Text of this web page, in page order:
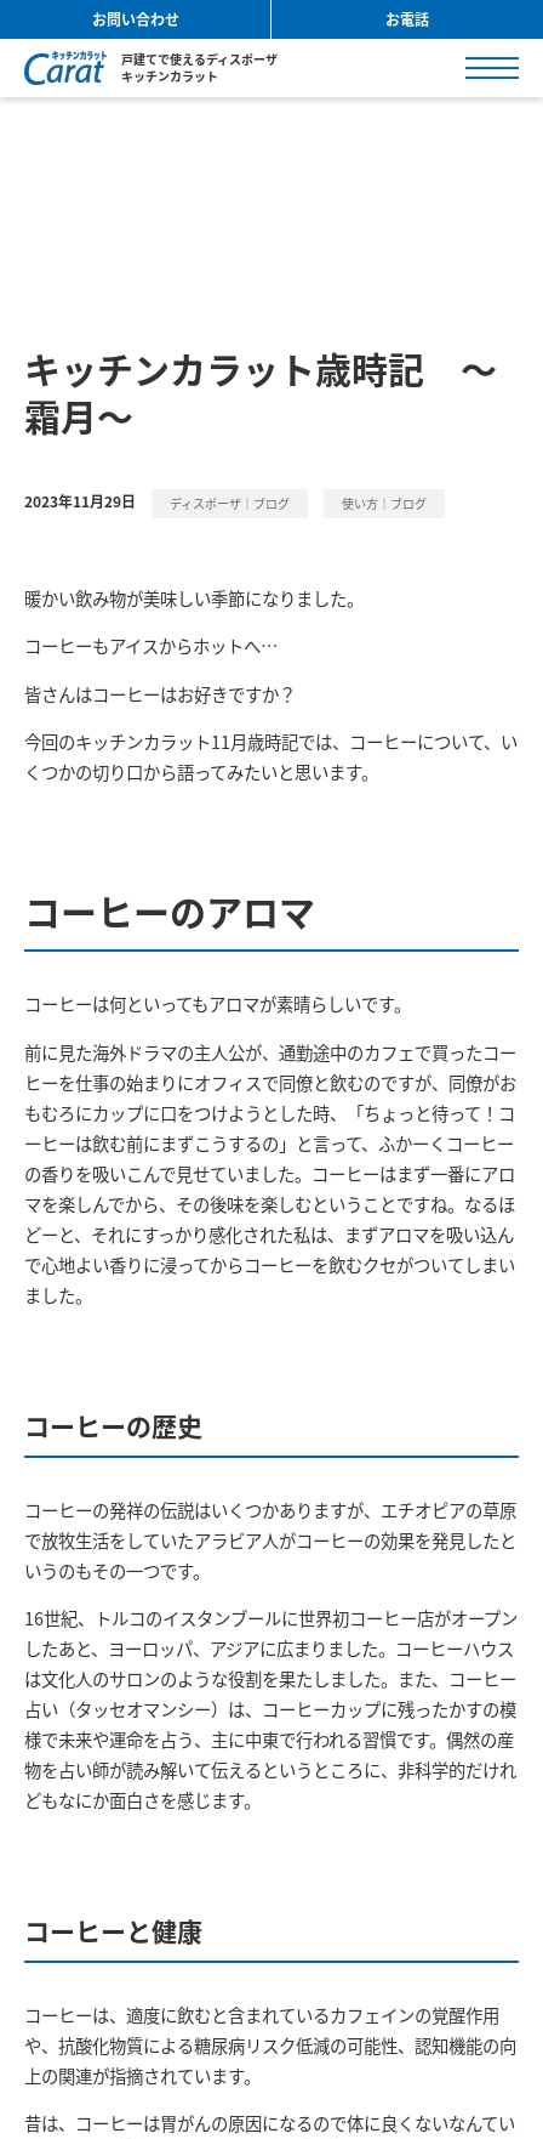
お問い合わせ お電話
戸建てで使えるディスポーザ
キッチンカラット
キッチンカラット歳時記 ～
霜月～
2023年11月29日 ディスポーザ｜ブログ 使い方｜ブログ
暖かい飲み物が美味しい季節になりました。
コーヒーもアイスからホットへ…
皆さんはコーヒーはお好きですか？
今回のキッチンカラット11 月歳時記では、コーヒーについて、い
くつかの切り口から語ってみたいと思います。
コーヒーのアロマ
コーヒーは何といってもアロマが素晴らしいです。
前に見た海外ドラマの主人公が、通勤途中のカフェで買ったコー
ヒーを仕事の始まりにオフィスで同僚と飲むのですが、同僚がお
もむろにカップに口をつけようとした時、「ちょっと待って！コ
ーヒーは飲む前にまずこうするの」と言って、ふかーくコーヒー
の香りを吸いこんで見せていました。コーヒーはまず一番にアロ
マを楽しんでから、その後味を楽しむということですね。なるほ
どーと、それにすっかり感化された私は、まずアロマを吸い込ん
で心地よい香りに浸ってからコーヒーを飲むクセがついてしまい
ました。
コーヒーの歴史
コーヒーの発祥の伝説はいくつかありますが、エチオピアの草原
で放牧生活をしていたアラビア人がコーヒーの効果を発見したと
いうのもその一つです。
16世紀、トルコのイスタンブールに世界初コーヒー店がオープン
したあと、ヨーロッパ、アジアに広まりました。コーヒーハウス
は文化人のサロンのような役割を果たしました。また、コーヒー
占い（タッセオマンシー）は、コーヒーカップに残ったかすの模
様で未来や運命を占う、主に中東で行われる習慣です。偶然の産
物を占い師が読み解いて伝えるというところに、非科学的だけれ
どもなにか面白さを感じます。
コーヒーと健康
コーヒーは、適度に飲むと含まれているカフェインの覚醒作用
や、抗酸化物質による糖尿病リスク低減の可能性、認知機能の向
上の関連が指摘されています。
昔は、コーヒーは胃がんの原因になるので体に良くないなんてい